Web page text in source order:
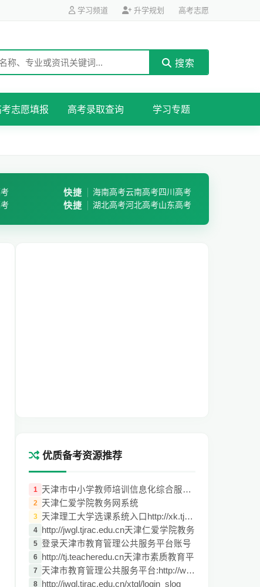
学习频道 升学规划 高考志愿
搜索
考志愿填报 高考录取查询 学习专题
快捷 海南高考云南高考四川高考
快捷 湖北高考河北高考山东高考
优质备考资源推荐
1 天津市中小学教师培训信息化综合服务平台
2 天津仁爱学院教务网系统
3 天津理工大学选课系统入口http://xk.tjut.e
4 http://jwgl.tjrac.edu.cn天津仁爱学院教务
5 登录天津市教育管理公共服务平台账号
6 http://tj.teacheredu.cn天津市素质教育平
7 天津市教育管理公共服务平台:http://www.tj
8 http://jwgl.tjrac.edu.cn/xtgl/login_slog